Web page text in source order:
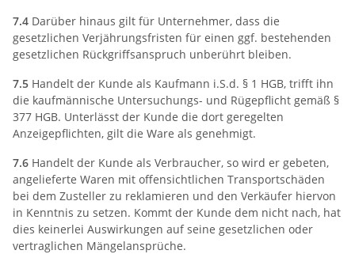
7.4 Darüber hinaus gilt für Unternehmer, dass die
gesetzlichen Verjährungsfristen für einen ggf. bestehenden
gesetzlichen Rückgriffsanspruch unberührt bleiben.
7.5 Handelt der Kunde als Kaufmann i.S.d. § 1 HGB, trifft ihn
die kaufmännische Untersuchungs- und Rügepflicht gemäß §
377 HGB. Unterlässt der Kunde die dort geregelten
Anzeigepflichten, gilt die Ware als genehmigt.
7.6 Handelt der Kunde als Verbraucher, so wird er gebeten,
angelieferte Waren mit offensichtlichen Transportschäden
bei dem Zusteller zu reklamieren und den Verkäufer hiervon
in Kenntnis zu setzen. Kommt der Kunde dem nicht nach, hat
dies keinerlei Auswirkungen auf seine gesetzlichen oder
vertraglichen Mängelansprüche.